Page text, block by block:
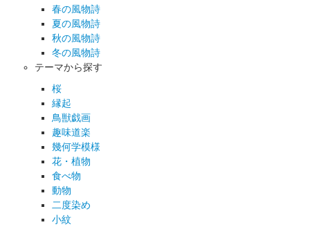
春の風物詩
夏の風物詩
秋の風物詩
冬の風物詩
テーマから探す
桜
縁起
鳥獣戯画
趣味道楽
幾何学模様
花・植物
食べ物
動物
二度染め
小紋